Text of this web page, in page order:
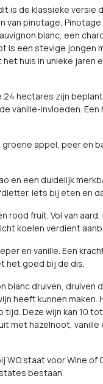
is de klassieke versie
pinotage, Pinotage
blanc, een
is een stevige jongen
huis in unieke jaren
hectares zijn
vanille-invloeden.
appel, peer en
en een duidelijk
Iets bij eten en
rood fruit. Vol van
koelen verdient
en vanille. Een
het goed bij de dis.
blanc druiven, druiven
heeft kunnen
Deze wijn kan 10
met hazelnoot, vanille
staat voor Wine of
bestaan.